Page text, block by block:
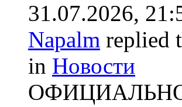
31.07.2026,
Napalm replied
in Новости
ОФИЦИАЛЬНО: